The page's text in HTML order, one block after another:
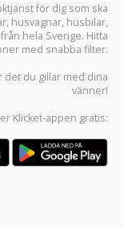
för dig som ska
, husvagnar, husbilar,
hela Sverige. Hitta
med snabba filter.
det du gillar med dina
vänner!
Klicket-appen gratis: